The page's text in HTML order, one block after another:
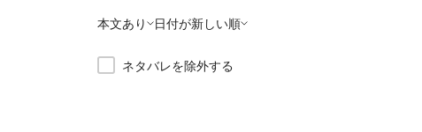
本文あり 日付が新しい順
ネタバレを除外する